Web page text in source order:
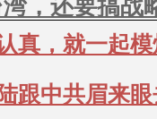
，还要搞战
真，就一起模
跟中共眉来